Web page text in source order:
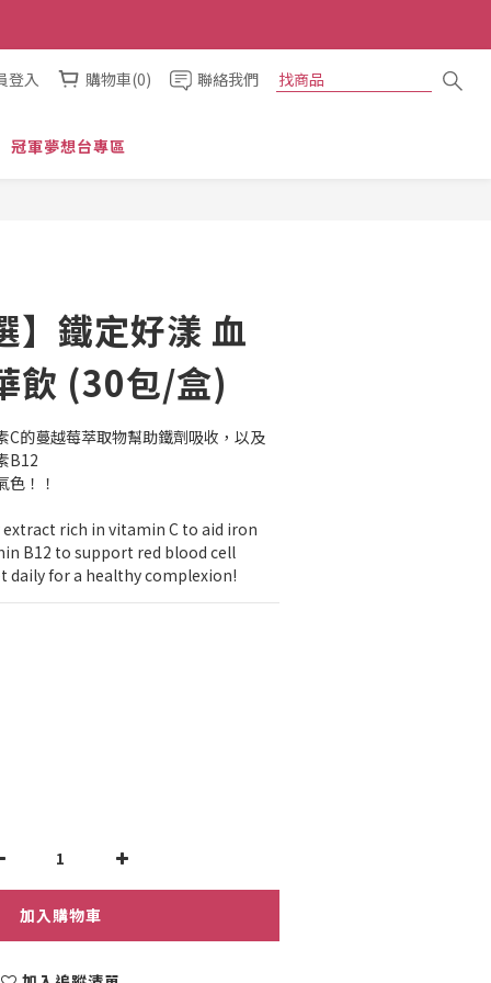
登入 購物車(0) 聯絡我們
冠軍夢想台專區
】鐵定好漾 血
飲 (30包/盒)
C的蔓越莓萃取物幫助鐵劑吸收，以及
B12
色！！
rich in vitamin C to aid iron
B12 to support red blood cell
daily for a healthy complexion!
加入購物車